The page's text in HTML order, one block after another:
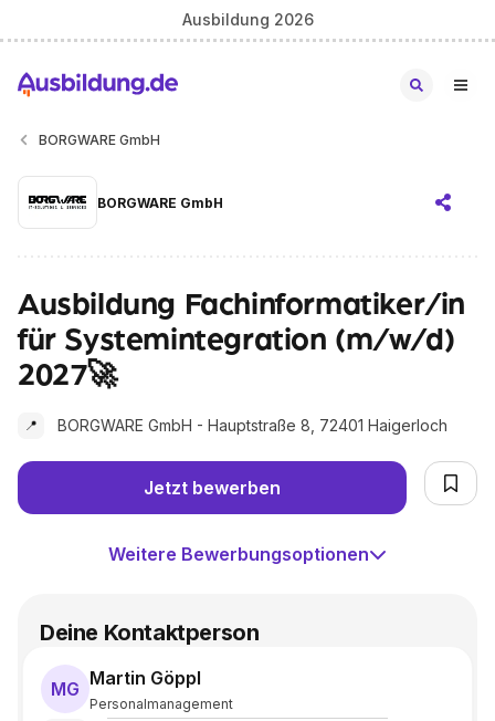
Ausbildung 2026
BORGWARE GmbH
BORGWARE GmbH
Ausbildung Fachinformatiker/in
für Systemintegration (m/w/d)
2027🚀
📍 BORGWARE GmbH - Hauptstraße 8, 72401 Haigerloch
Jetzt bewerben
Weitere Bewerbungsoptionen
Deine Kontaktperson
MG Martin Göppl
Personalmanagement